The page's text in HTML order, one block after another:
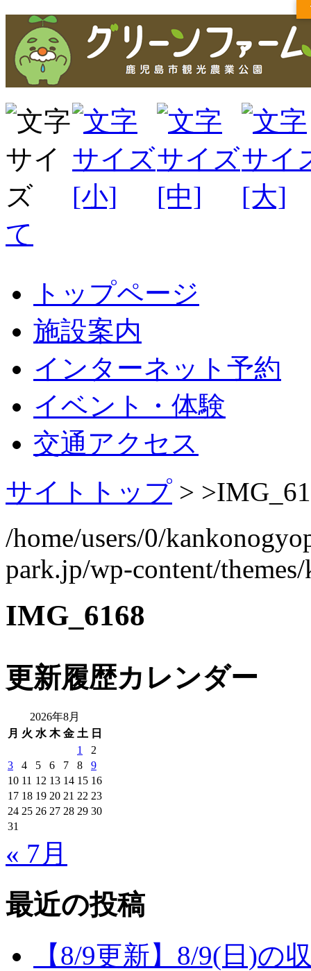
て
トップページ
施設案内
インターネット予約
イベント・体験
交通アクセス
サイトトップ > >
/home/users/0/
park.jp/wp-content/
IMG_6168
更新履歴カレンダー
2026年8月
月 火 水 木 金 土 日
1
2
3
4 5 6 7 8
9
10 11 12 13 14 15 16
17 18 19 20 21 22 23
24 25 26 27 28 29 30
31
« 7月
最近の投稿
【8/9更新】8/9(日)の